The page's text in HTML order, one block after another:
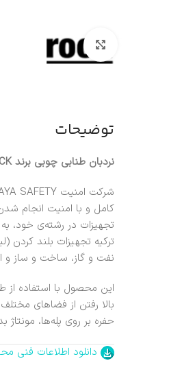
بزرگنمایی تصویر
توضیحات
نردبان طنابی چوبی برند ROCK مدل RL-41
کامل و با امنیت انجام
تجهیزات در رشته‌ی خود،
ترکیه تجهیزات بلند
نفت و گاز، ساخت و ساز و
حفره بر روی پله‌ها،
دانلود اطلاعات فنی